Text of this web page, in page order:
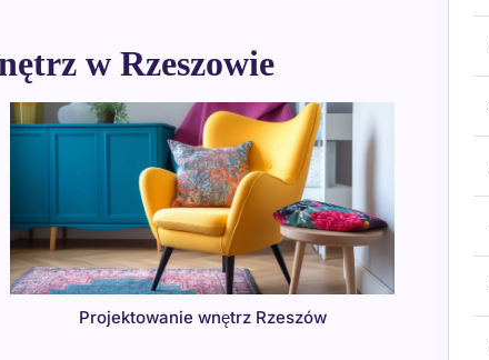
w Rzeszowie
Projektowanie wnętrz Rzeszów